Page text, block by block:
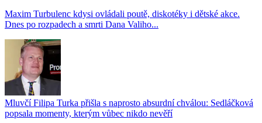
Maxim Turbulenc kdysi ovládali poutě, diskotéky i dětské akce.
Dnes po rozpadech a smrti Dana Valiho...
Mluvčí Filipa Turka přišla s naprosto absurdní chválou: Sedláčková
popsala momenty, kterým vůbec nikdo nevěří